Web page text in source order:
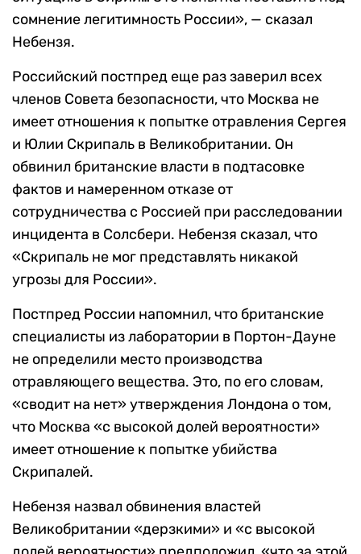
сомнение легитимность России», — сказал
Небензя.
Российский постпред еще раз заверил всех
членов Совета безопасности, что Москва не
имеет отношения к попытке отравления Сергея
и Юлии Скрипаль в Великобритании. Он
обвинил британские власти в подтасовке
фактов и намеренном отказе от
сотрудничества с Россией при расследовании
инцидента в Солсбери. Небензя сказал, что
«Скрипаль не мог представлять никакой
угрозы для России».
Постпред России напомнил, что британские
специалисты из лаборатории в Портон-Дауне
не определили место производства
отравляющего вещества. Это, по его словам,
«сводит на нет» утверждения Лондона о том,
что Москва «с высокой долей вероятности»
имеет отношение к попытке убийства
Скрипалей.
Небензя назвал обвинения властей
Великобритании «дерзкими» и «с высокой